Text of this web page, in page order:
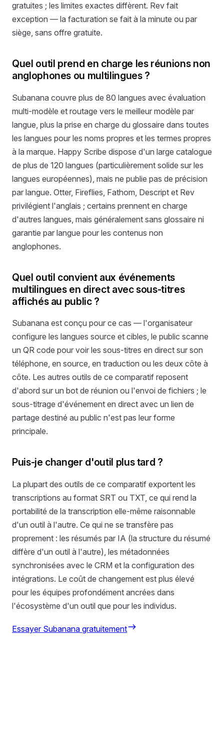
gratuites ; les limites exactes diffèrent. Rev fait
exception — la facturation se fait à la minute ou par
siège, sans offre gratuite.
Quel outil prend en charge les réunions non
anglophones ou multilingues ?
Subanana couvre plus de 80 langues avec évaluation
multi-modèle et routage vers le meilleur modèle par
langue, plus la prise en charge du glossaire dans toutes
les langues pour les noms propres et les termes propres
à la marque. Happy Scribe dispose d'un large catalogue
de plus de 120 langues (particulièrement solide sur les
langues européennes), mais ne publie pas de précision
par langue. Otter, Fireflies, Fathom, Descript et Rev
privilégient l'anglais ; certains prennent en charge
d'autres langues, mais généralement sans glossaire ni
garantie par langue pour les contenus non
anglophones.
Quel outil convient aux événements
multilingues en direct avec sous-titres
affichés au public ?
Subanana est conçu pour ce cas — l'organisateur
configure les langues source et cibles, le public scanne
un QR code pour voir les sous-titres en direct sur son
téléphone, en source, en traduction ou les deux côte à
côte. Les autres outils de ce comparatif reposent
d'abord sur un bot de réunion ou l'envoi de fichiers ; le
sous-titrage d'événement en direct avec un lien de
partage destiné au public n'est pas leur forme
principale.
Puis-je changer d'outil plus tard ?
La plupart des outils de ce comparatif exportent les
transcriptions au format SRT ou TXT, ce qui rend la
portabilité de la transcription elle-même raisonnable
d'un outil à l'autre. Ce qui ne se transfère pas
proprement : les résumés par IA (la structure du résumé
diffère d'un outil à l'autre), les métadonnées
synchronisées avec le CRM et la configuration des
intégrations. Le coût de changement est plus élevé
pour les équipes profondément ancrées dans
l'écosystème d'un outil que pour les individus.
Essayer Subanana gratuitement